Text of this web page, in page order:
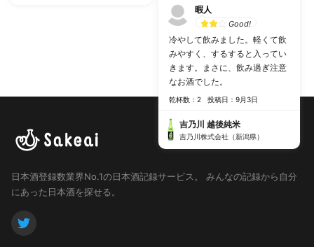
暇人
Good!
冷やして飲みました。軽くて飲
みやすく、するすると入ってい
きます。まさに、飲み過ぎ注意
なお酒でした。
乾杯数：2 投稿日：9月3日
吉乃川 越後純米
吉乃川株式会社（新潟県）
日本酒登録数業界No.1の日本酒記録サービス。
みんなの記録から自分
にあった日本酒を探せる。